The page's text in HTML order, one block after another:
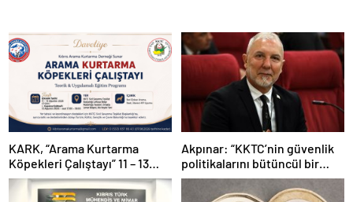
KARK, “Arama Kurtarma
Köpekleri Çalıştayı” 11 – 13
Ağustos arası yapılacak
Akpınar: “KKTC’nin güvenlik
politikalarını bütüncül bir
yaklaşımla yeniden
değerlendirmesi gerekiyor”